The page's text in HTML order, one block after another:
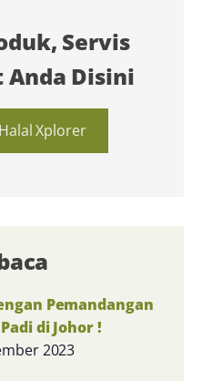
Pemandangan
di Johor !
2023
Servis
Anda Disini
Xplorer